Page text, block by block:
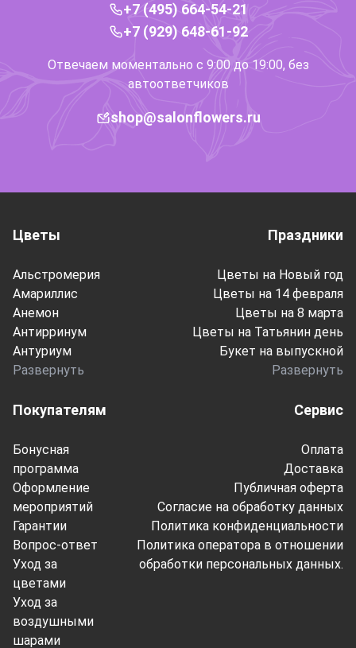
+7 (495) 664-54-21
+7 (929) 648-61-92
Отвечаем моментально с 9:00 до 19:00, без
автоответчиков
shop@salonflowers.ru
Покупателям
Бонусная
программа
Оформление
мероприятий
Гарантии
Вопрос-ответ
Уход за
цветами
Уход за
воздушными
шарами
Сервис
Оплата
Доставка
Публичная оферта
Согласие на обработку данных
Политика конфиденциальности
Политика оператора в отношении
обработки персональных данных.
Цветы
Альстромерия
Амариллис
Анемон
Антирринум
Антуриум
Развернуть
Праздники
Цветы на Новый год
Цветы на 14 февраля
Цветы на 8 марта
Цветы на Татьянин день
Букет на выпускной
Развернуть